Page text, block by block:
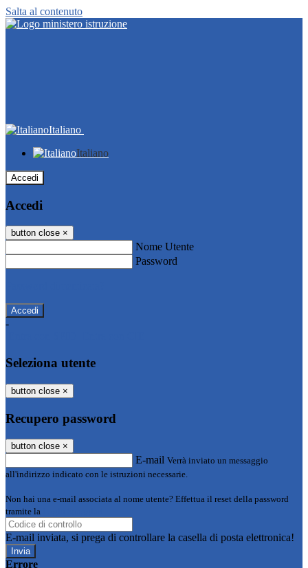
Salta al contenuto
Italiano
Italiano
Accedi
Accedi
button close ×
Nome Utente
Password
-
Seleziona utente
button close ×
Recupero password
button close ×
E-mail Verrà inviato un messaggio
all'indirizzo indicato con le istruzioni necessarie.
Non hai una e-mail associata al nome utente? Effettua il reset della password
tramite la
E-mail inviata, si prega di controllare la casella di posta elettronica!
Errore